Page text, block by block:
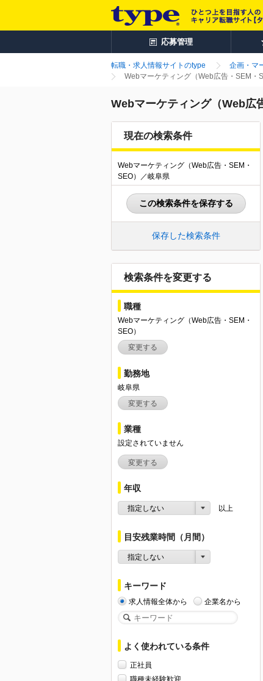
応募管理
転職・求人情報サイトのtype 企画・マ
Webマーケティング（Web広告・SEM・
Webマーケティング（Web広
現在の検索条件
Webマーケティング（Web広告・SEM・
SEO）／岐阜県
この検索条件を保存する
保存した検索条件
検索条件を変更する
職種
Webマーケティング（Web広告・SEM・
SEO）
変更する
勤務地
岐阜県
変更する
業種
設定されていません
変更する
年収
指定しない 以上
目安残業時間（月間）
指定しない
キーワード
求人情報全体から 企業名から
よく使われている条件
正社員
職種未経験歓迎